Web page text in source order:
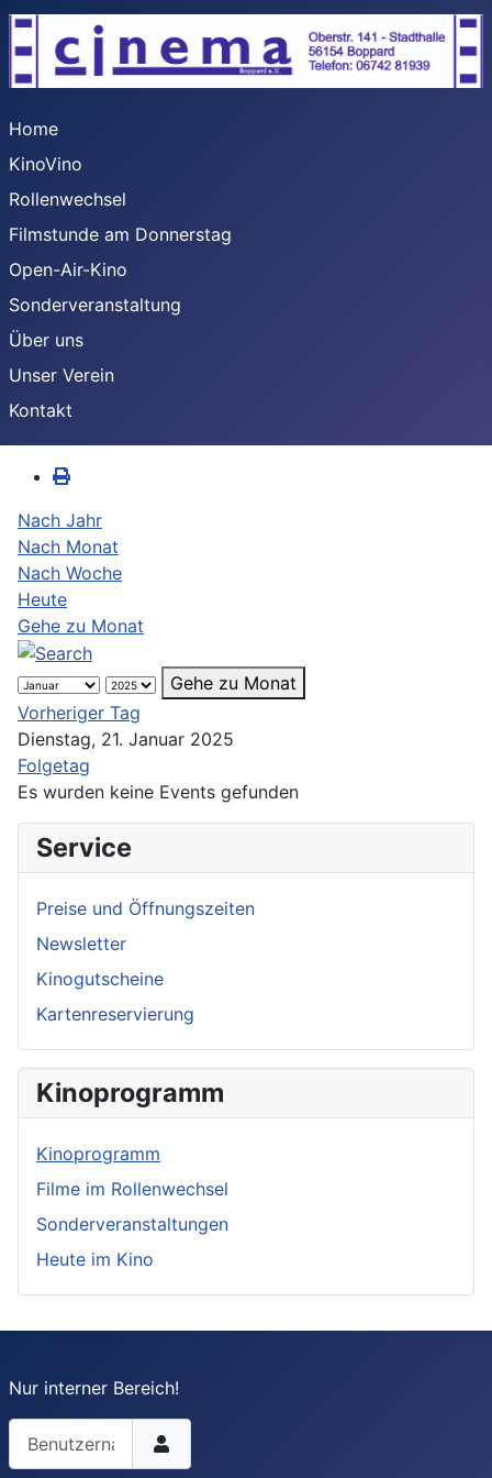
Home
KinoVino
Rollenwechsel
Filmstunde am Donnerstag
Open-Air-Kino
Sonderveranstaltung
Über uns
Unser Verein
Kontakt
Nach Jahr
Nach Monat
Nach Woche
Heute
Gehe zu Monat
Gehe zu Monat
Vorheriger Tag
Dienstag, 21. Januar 2025
Folgetag
Es wurden keine Events gefunden
Service
Preise und Öffnungszeiten
Newsletter
Kinogutscheine
Kartenreservierung
Kinoprogramm
Kinoprogramm
Filme im Rollenwechsel
Sonderveranstaltungen
Heute im Kino
Nur interner Bereich!